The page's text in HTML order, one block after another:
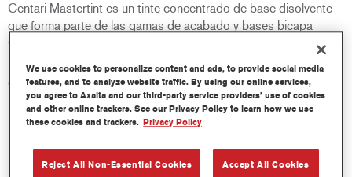
Centari Mastertint es un tinte concentrado de base disolvente
que forma parte de las gamas de acabado y bases bicapa
Centari.
Características del producto
Sistema de pintado de base disolvente, único por su
versatilidad y facilidad de uso.
calidades de base disolvente: medios y altos sólidos,
acabados y bases bicapa.
We use cookies to personalize content and ads, to provide social media
features, and to analyze website traffic. By using our online services,
you agree to Axalta and our third-party service providers’ use of cookies
and other online trackers. See our Privacy Policy to learn how we use
these cookies and trackers. Privacy Policy
Reject All Non-Essential Cookies Accept All Cookies